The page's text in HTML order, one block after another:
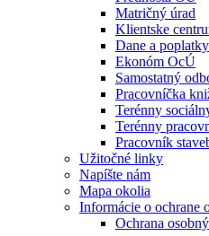
Matričný úrad
Klientske
Dane a poplatky
Ekonóm OcÚ
Samostatný
Pracovníčka
Terénny
Terénny
Pracovník
Užitočné linky
Napíšte nám
Mapa okolia
Informácie o ochrane
Ochrana